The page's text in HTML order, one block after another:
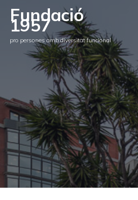
Fundació
1957
pro persones amb diversitat funcional